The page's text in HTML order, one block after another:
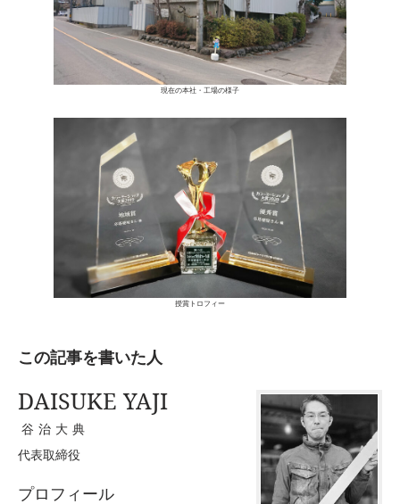
現在の本社・工場の様子
授賞トロフィー
この記事を書いた人
DAISUKE YAJI
谷治大典
代表取締役
プロフィール